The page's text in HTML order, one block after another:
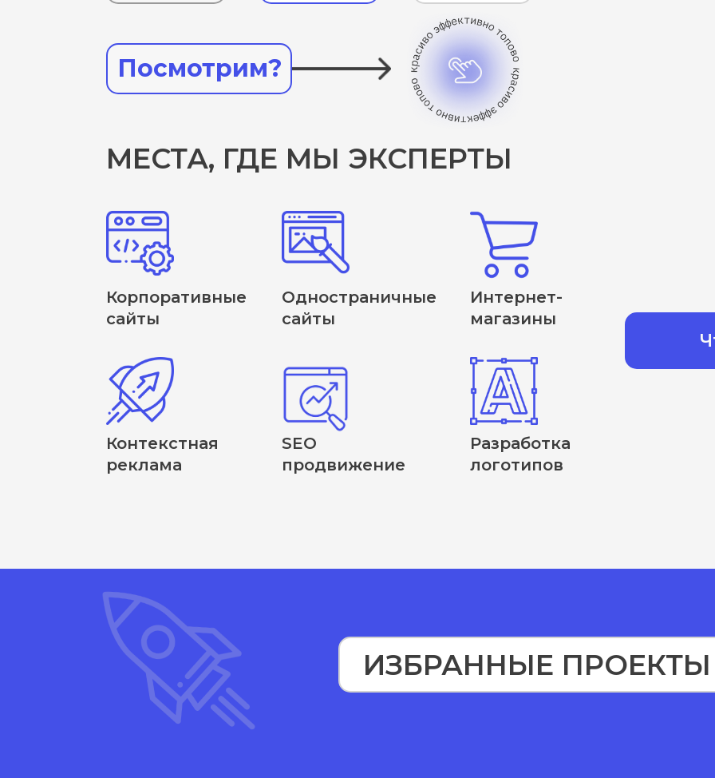
Посмотрим?
МЕСТА, ГДЕ МЫ ЭКСПЕРТЫ
Корпоративные
сайты
Одностраничные
сайты
Интернет-
магазины
Контекстная
реклама
Разработка
логотипов
SEO
продвижение
ИЗБРАННЫЕ ПРОЕКТЫ